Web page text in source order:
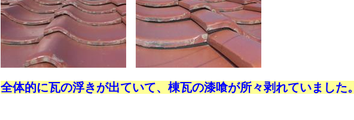
全体的に瓦の浮きが出ていて、棟瓦の漆喰が所々剥れていました